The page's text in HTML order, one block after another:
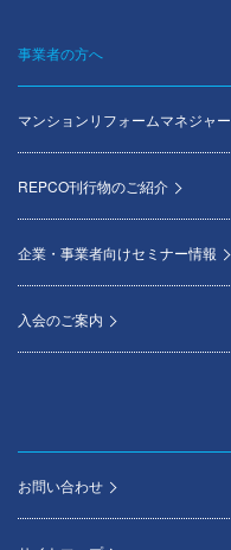
事業者の方へ
マンションリフォームマネジャー
REPCO刊行物のご紹介
企業・事業者向けセミナー情報
入会のご案内
お問い合わせ